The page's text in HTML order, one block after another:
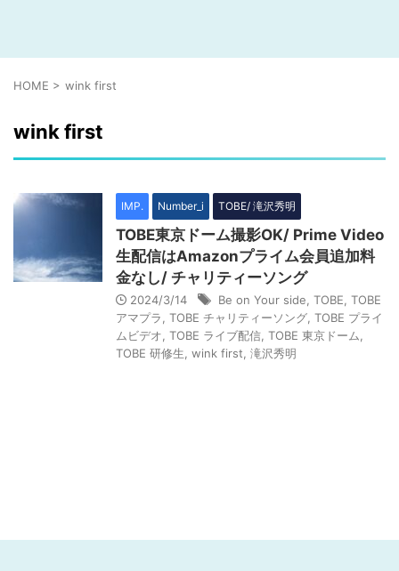
HOME > wink first
wink first
IMP. Number_i TOBE/ 滝沢秀明
TOBE東京ドーム撮影OK/ Prime Video
生配信はAmazonプライム会員追加料
金なし/ チャリティーソング
2024/3/14 Be on Your side TOBE TOBE
アマプラ
TOBE チャリティーソング TOBE プライ
ムビデオ TOBE ライブ配信 TOBE 東京ドーム
TOBE 研修生 wink first 滝沢秀明